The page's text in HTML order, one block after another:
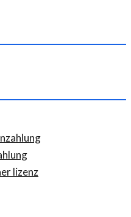
lizenz